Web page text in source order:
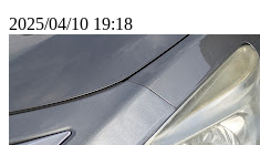
2025/04/10 19:18